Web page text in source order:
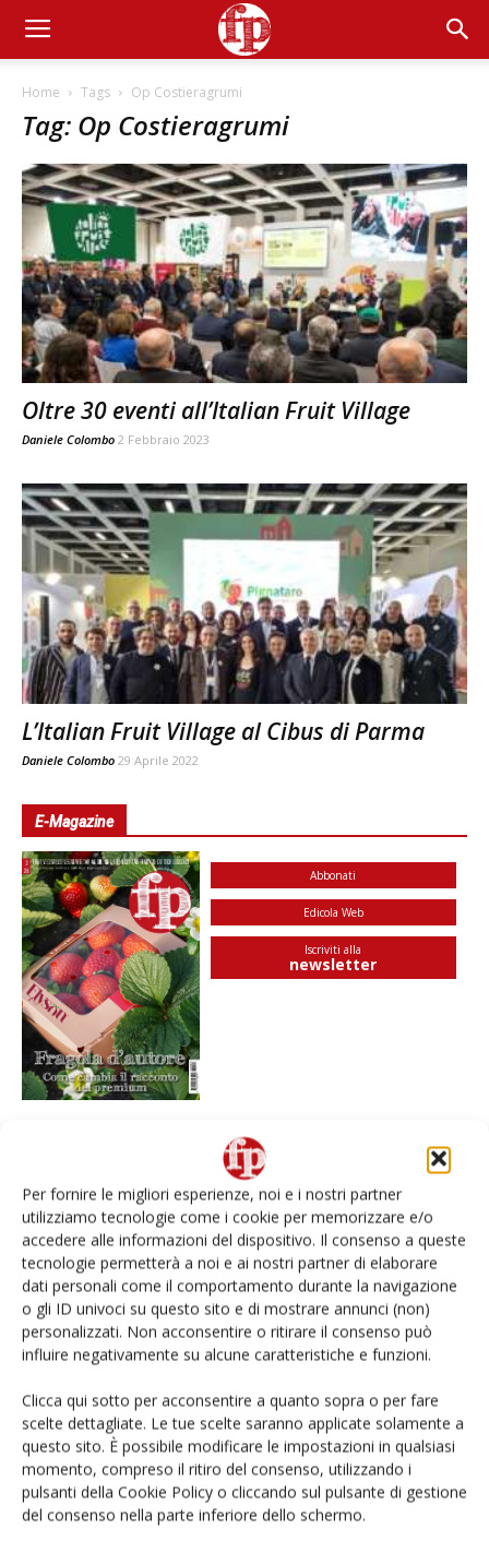
Per fornire le migliori esperienze, noi e i nostri partner
utilizziamo tecnologie come i cookie per memorizzare e/o
accedere alle informazioni del dispositivo. Il consenso a queste
tecnologie permetterà a noi e ai nostri partner di elaborare
dati personali come il comportamento durante la navigazione
o gli ID univoci su questo sito e di mostrare annunci (non)
personalizzati. Non acconsentire o ritirare il consenso può
influire negativamente su alcune caratteristiche e funzioni.
Clicca qui sotto per acconsentire a quanto sopra o per fare
scelte dettagliate. Le tue scelte saranno applicate solamente a
questo sito. È possibile modificare le impostazioni in qualsiasi
momento, compreso il ritiro del consenso, utilizzando i
pulsanti della Cookie Policy o cliccando sul pulsante di gestione
del consenso nella parte inferiore dello schermo.
Home Tags Op Costieragrumi
Tag: Op Costieragrumi
Oltre 30 eventi all’Italian Fruit Village
Daniele Colombo 2 Febbraio 2023
L’Italian Fruit Village al Cibus di Parma
Daniele Colombo 29 Aprile 2022
E-Magazine
Abbonati
Edicola Web
Iscriviti alla
newsletter
Spazio Conad: continua la conversione dei punti di
vendita
Non è una susina: è Metis… e può rivoluzionare la
categoria
2026
Leonardo Odorizzi: “Dobbiamo creare stupore nel
punto di vendita” #vocidellortofrutta